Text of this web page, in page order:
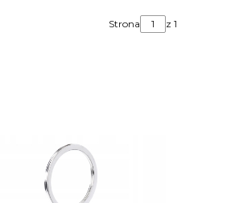
Strona z 1